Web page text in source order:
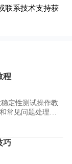
联系技术支持获
程
定性测试操作教
常见问题处理策
巧